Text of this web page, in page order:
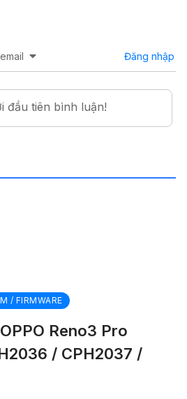
Đăng nhập
/ FIRMWARE
Reno3 Pro
/ CPH2037 /